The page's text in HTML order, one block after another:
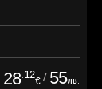
28.12
€ / 55лв.